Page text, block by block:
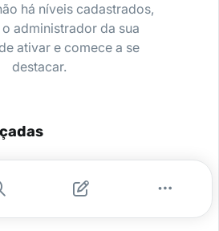
há níveis cadastrados,
administrador da sua
ativar e comece a se
destacar.
medalha encontrada